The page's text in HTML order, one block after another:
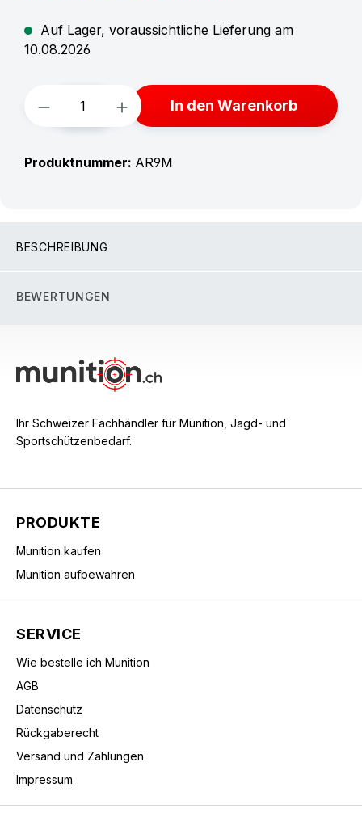
Auf Lager, voraussichtliche Lieferung am
10.08.2026
Produkt Anzahl: Gib den
In den Warenkorb
Produktnummer: AR9M
BESCHREIBUNG
BEWERTUNGEN
Ihr Schweizer Fachhändler für Munition, Jagd- und
Sportschützenbedarf.
PRODUKTE
Munition kaufen
Munition aufbewahren
SERVICE
Wie bestelle ich Munition
AGB
Datenschutz
Rückgaberecht
Versand und Zahlungen
Impressum